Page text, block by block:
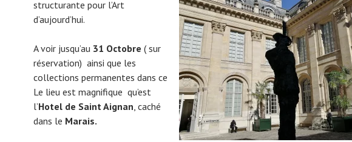
structurante pour l’Art
d’aujourd’hui.
A voir jusqu’au 31 Octobre ( sur
réservation) ainsi que les
collections permanentes dans ce
Le lieu est magnifique qu’est
l’Hotel de Saint Aignan , caché
dans le Marais.